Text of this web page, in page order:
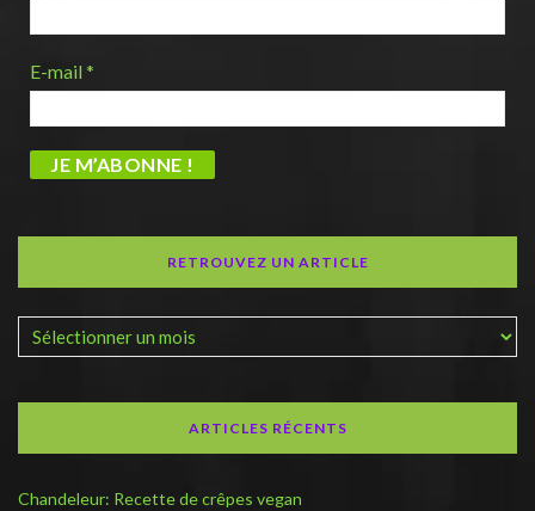
E-mail*
RETROUVEZ UN ARTICLE
ARTICLES RÉCENTS
Chandeleur: Recette de crêpes vegan